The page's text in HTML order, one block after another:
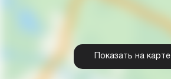
Показать на карте